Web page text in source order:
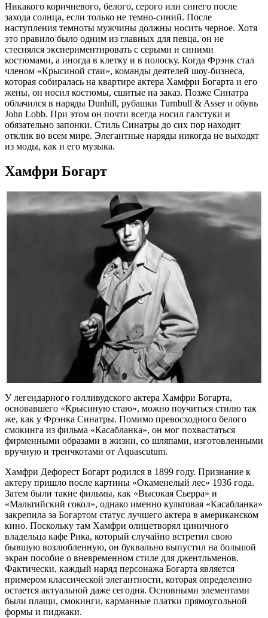
Никакого коричневого, белого, серого или синего после
захода солнца, если только не темно-синий. После
наступления темноты мужчины должны носить черное. Хотя
это правило было одним из главных для певца, он не
стеснялся экспериментировать с серыми и синими
костюмами, а иногда в клетку и в полоску. Когда Фрэнк стал
членом «Крысиной стаи», команды деятелей шоу-бизнеса,
которая собиралась на квартире актера Хамфри Богарта и его
жены, он носил костюмы, сшитые на заказ. Позже Синатра
облачился в наряды Dunhill, рубашки Turnbull & Asser и обувь
John Lobb. При этом он почти всегда носил галстуки и
обязательно запонки. Стиль Синатры до сих пор находит
отклик во всем мире. Элегантные наряды никогда не выходят
из моды, как и его музыка.
Хамфри Богарт
У легендарного голливудского актера Хамфри Богарта,
основавшего «Крысиную стаю», можно поучиться стилю так
же, как у Фрэнка Синатры. Помимо превосходного белого
смокинга из фильма «Касабланка», он мог похвастаться
фирменными образами в жизни, со шляпами, изготовленными
вручную и тренчкотами от Aquascutum.
Хамфри Дефорест Богарт родился в 1899 году. Признание к
актеру пришло после картины «Окаменелый лес» 1936 года.
Затем были такие фильмы, как «Высокая Сьерра» и
«Мальтийский сокол», однако именно культовая «Касабланка»
закрепила за Богартом статус лучшего актера в американском
кино. Поскольку там Хамфри олицетворял циничного
владельца кафе Рика, который случайно встретил свою
бывшую возлюбленную, он буквально выпустил на большой
экран пособие о вневременном стиле для джентльменов.
Фактически, каждый наряд персонажа Богарта является
примером классической элегантности, которая определенно
остается актуальной даже сегодня. Основными элементами
были плащи, смокинги, карманные платки прямоугольной
формы и пиджаки.